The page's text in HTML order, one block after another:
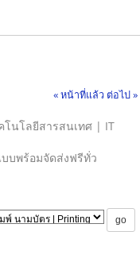
« หน้าที่แล้ว ต่อไป »
โนโลยีสารสนเทศ | IT
บพร้อมจัดส่งฟรีทั่ว